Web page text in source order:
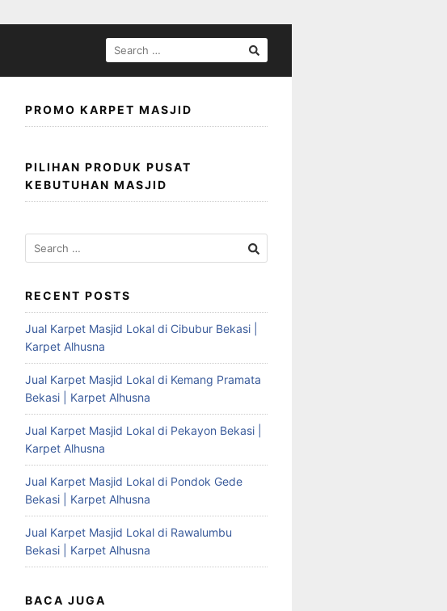
PROMO KARPET MASJID
PILIHAN PRODUK PUSAT
KEBUTUHAN MASJID
RECENT POSTS
Jual Karpet Masjid Lokal di Cibubur Bekasi |
Karpet Alhusna
Jual Karpet Masjid Lokal di Kemang Pramata
Bekasi | Karpet Alhusna
Jual Karpet Masjid Lokal di Pekayon Bekasi |
Karpet Alhusna
Jual Karpet Masjid Lokal di Pondok Gede
Bekasi | Karpet Alhusna
Jual Karpet Masjid Lokal di Rawalumbu
Bekasi | Karpet Alhusna
BACA JUGA